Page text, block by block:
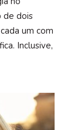
de dois
um com
Inclusive,